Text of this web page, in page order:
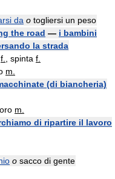
da o togliersi un peso
the road — i bambini
la strada
f. , spinta f.
m.
(di biancheria)
m.
di ripartire il lavoro
o sacco di gente